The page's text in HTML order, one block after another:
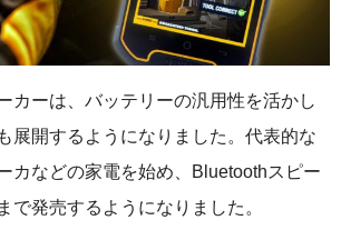
カーは、バッテリーの汎用性を活かし
展開するようになりました。代表的な
カなどの家電を始め、Bluetoothスピー
で発売するようになりました。